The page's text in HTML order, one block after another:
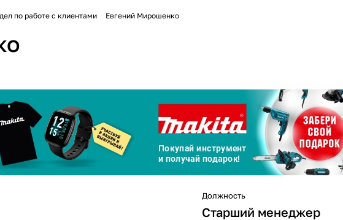
по работе с клиентами Евгений Мирошенко
Должность
Старший менеджер
Сегодня
25%
в корзину